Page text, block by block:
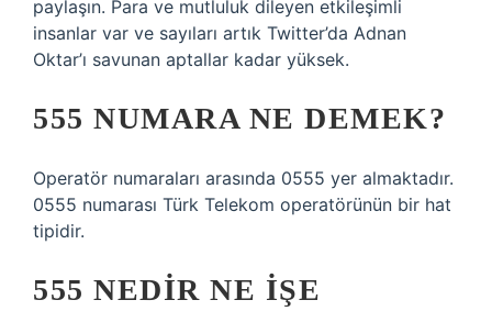
paylaşın. Para ve mutluluk dileyen etkileşimli
insanlar var ve sayıları artık Twitter’da Adnan
Oktar’ı savunan aptallar kadar yüksek.
555 NUMARA NE DEMEK?
Operatör numaraları arasında 0555 yer almaktadır.
0555 numarası Türk Telekom operatörünün bir hat
tipidir.
555 NEDIR NE IŞE